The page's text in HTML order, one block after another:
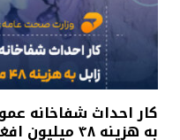
کار احداث شفاخانه
به هزینه ۴۸ میلیون افغانی آغاز شد